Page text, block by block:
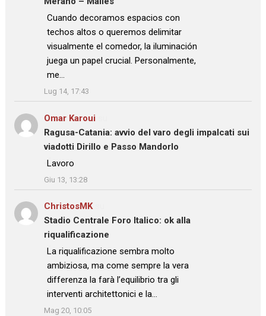
: “
Cuando decoramos espacios con
techos altos o queremos delimitar
visualmente el comedor, la iluminación
juega un papel crucial. Personalmente,
me…
”
Lug 14, 17:43
Omar Karoui
Ragusa-Catania: avvio del varo degli impalcati sui
viadotti Dirillo e Passo Mandorlo
: “Lavoro
”
Giu 13, 13:28
ChristosMKsu
Stadio Centrale Foro Italico: ok alla
riqualificazione
: “La riqualificazione sembra molto
ambiziosa, ma come sempre la vera
differenza la farà l’equilibrio tra gli
interventi architettonici e la…
”
Mag 20, 10:05